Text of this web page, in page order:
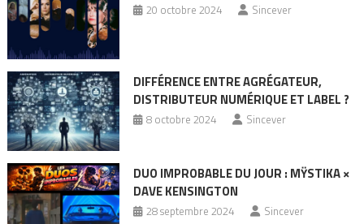
20 octobre 2024 Sincever
DIFFÉRENCE ENTRE AGRÉGATEUR,
DISTRIBUTEUR NUMÉRIQUE ET LABEL ?
8 octobre 2024 Sincever
DUO IMPROBABLE DU JOUR : MŸSTIKA ×
DAVE KENSINGTON
28 septembre 2024 Sincever